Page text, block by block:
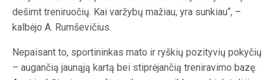
dešimt treniruočių. Kai varžybų mažiau, yra sunkiau“, –
kalbėjo A. Rumševičius.
Nepaisant to, sportininkas mato ir ryškių pozityvių pokyčių
– augančią jaunąją kartą bei stiprėjančią treniravimo bazę.